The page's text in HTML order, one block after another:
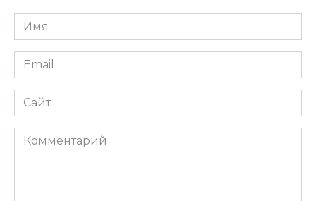
Имя
*
Email
*
Сайт
Комментарий